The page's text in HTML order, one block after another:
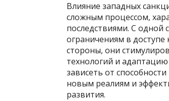
Влияние западных
сложным процессом,
последствиями. С одной
ограничениям в
стороны, они
технологий и
зависеть от
новым реалиям и
развития.